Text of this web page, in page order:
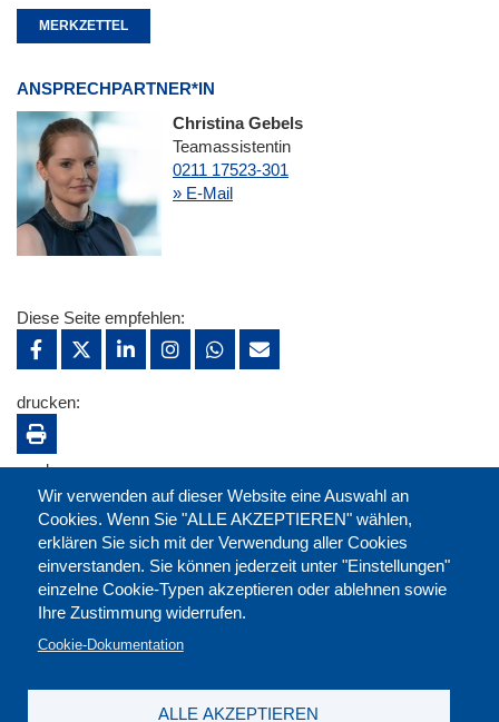
MERKZETTEL
ANSPRECHPARTNER*IN
Christina Gebels
Teamassistentin
0211 17523-301
» E-Mail
Wir verwenden auf dieser Website eine Auswahl an
Cookies. Wenn Sie "ALLE AKZEPTIEREN" wählen,
erklären Sie sich mit der Verwendung aller Cookies
einverstanden. Sie können jederzeit unter "Einstellungen"
einzelne Cookie-Typen akzeptieren oder ablehnen sowie
Ihre Zustimmung widerrufen.
Cookie-Dokumentation
ALLE AKZEPTIEREN
Diese Seite empfehlen:
drucken:
merken: